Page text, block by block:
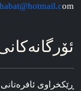
om
ڕێکخراوی